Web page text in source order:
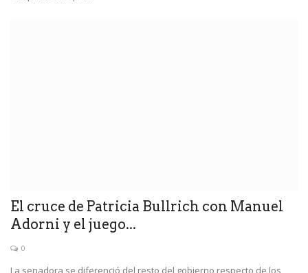
El cruce de Patricia Bullrich con Manuel
Adorni y el juego...
0
La senadora se diferenció del resto del gobierno respecto de los